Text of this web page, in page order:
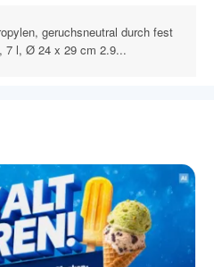
geruchsneutral durch fest
7 l, Ø 24 x 29 cm 2.9...